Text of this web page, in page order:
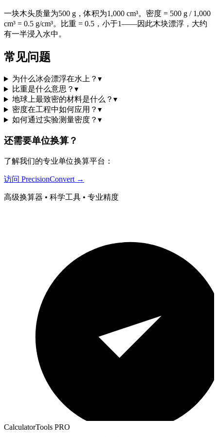
一块木头质量为500 g，体积为1,000 cm³。密度 = 500 g / 1,000
cm³ = 0.5 g/cm³。比重 = 0.5，小于1——因此木块漂浮，大约
有一半浸入水中。
常见问题
为什么冰会漂浮在水上？ ▾
比重是什么意思？ ▾
地球上最致密的材料是什么？ ▾
密度在工程中如何应用？ ▾
如何通过实验测量密度？ ▾
还需要单位换算？
了解我们的专业单位换算平台：
访问 PrecisionConvert →
高级换算器 • 科学工具 • 专业精度
CalculatorTools PRO